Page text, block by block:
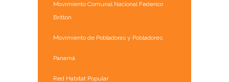
Movimiento Comunal Nacional Federico
Britton
Movimiento de Pobladoras y Pobladores
Panamá
Red Habitat Popular